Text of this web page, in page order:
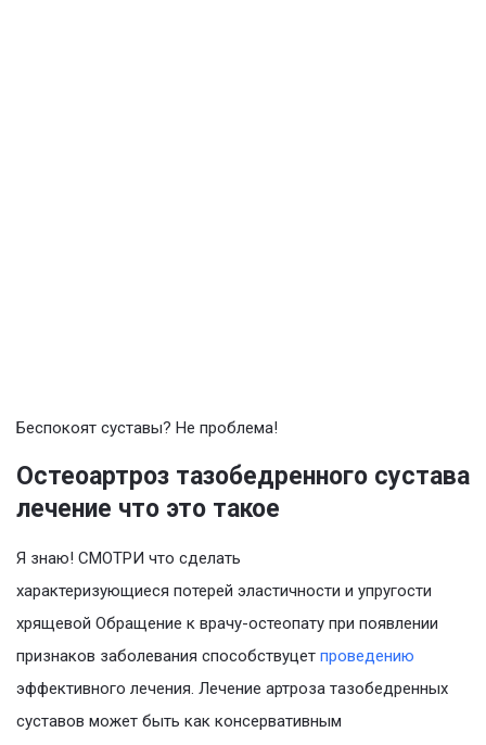
Беспокоят суставы? Не проблема!
Остеоартроз тазобедренного сустава
лечение что это такое
Я знаю! СМОТРИ что сделать
характеризующиеся потерей эластичности и упругости
хрящевой Обращение к врачу-остеопату при появлении
признаков заболевания способствуцет проведению
эффективного лечения. Лечение артроза тазобедренных
суставов может быть как консервативным